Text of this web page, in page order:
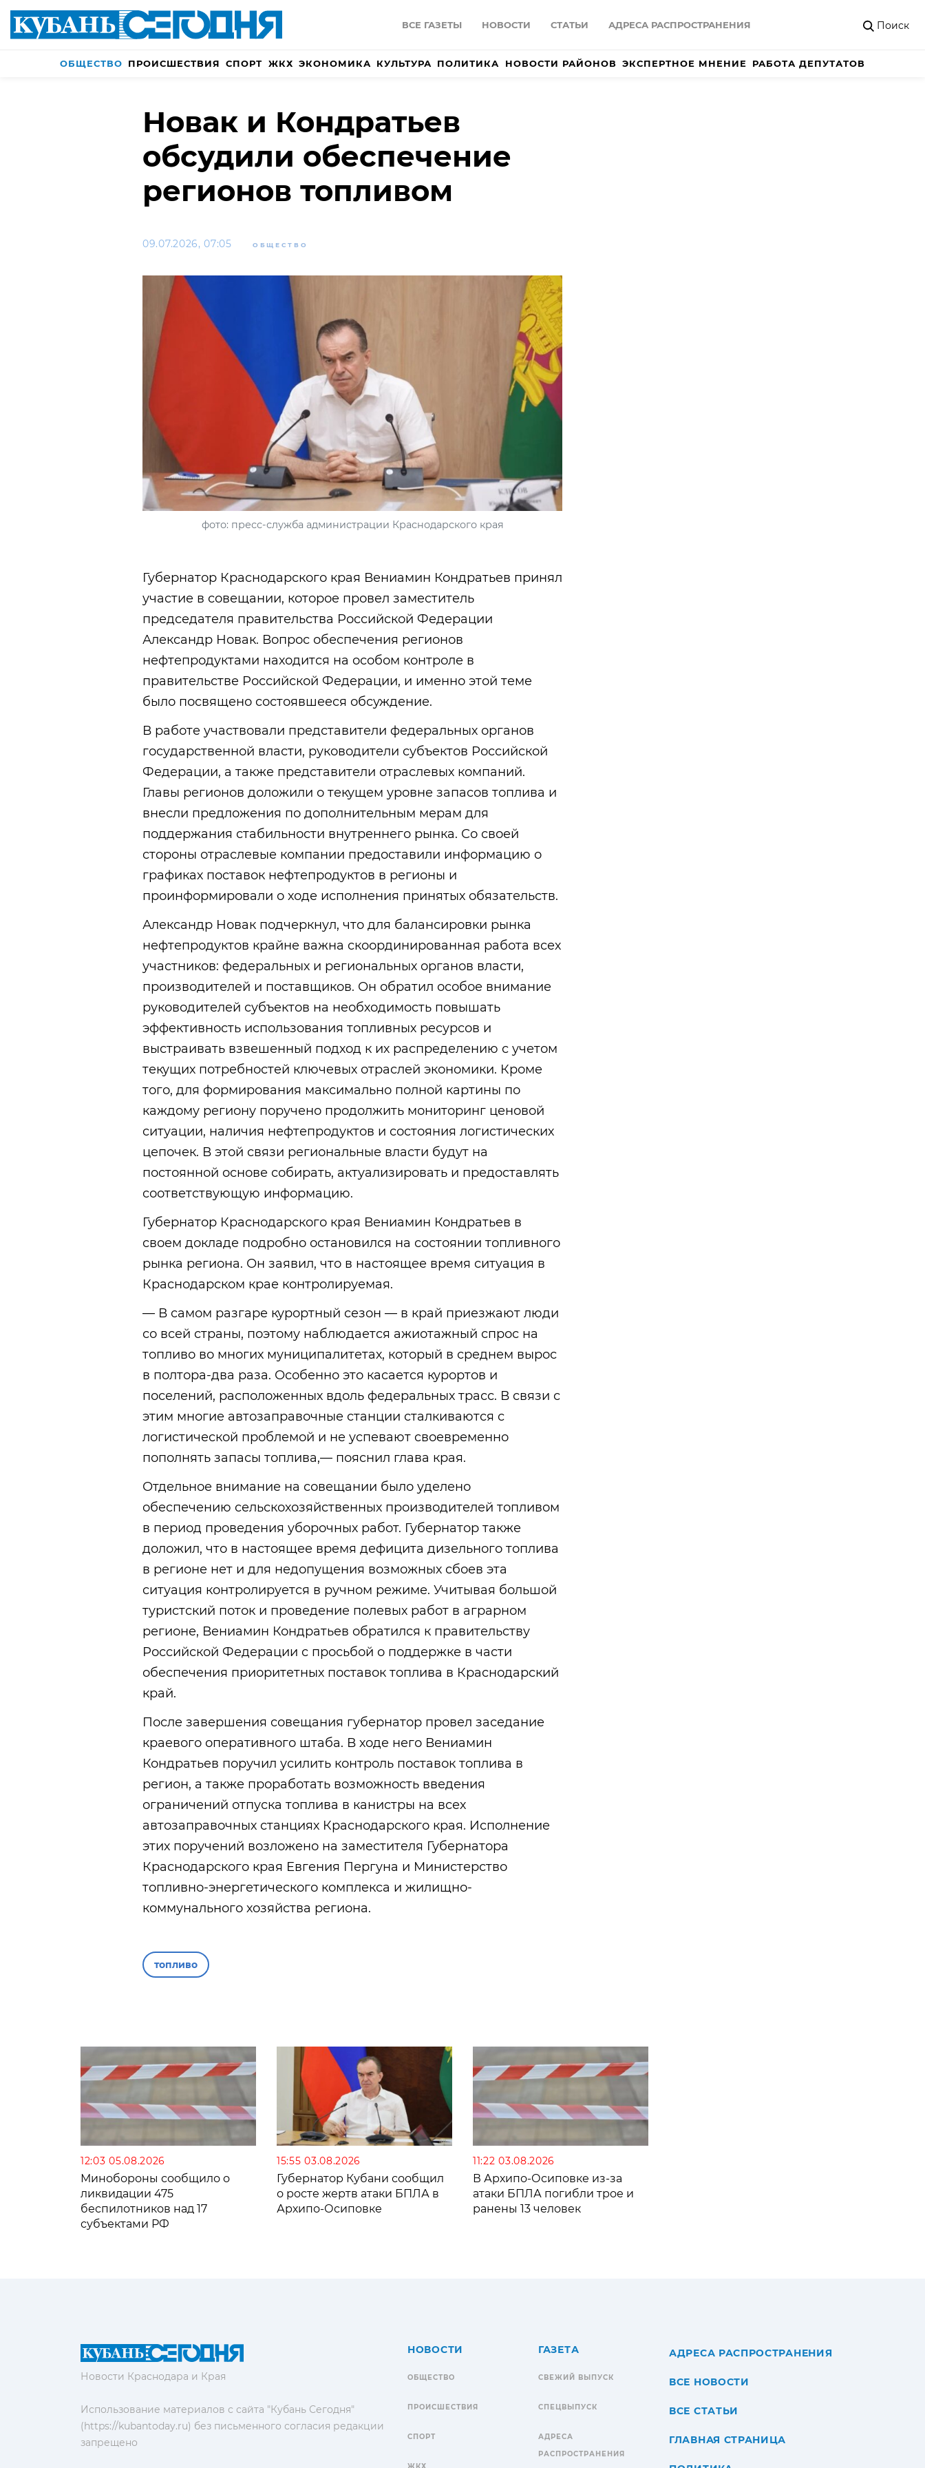
ВСЕ ГАЗЕТЫ НОВОСТИ СТАТЬИ АДРЕСА РАСПРОСТРАНЕНИЯ Поиск
ОБЩЕСТВО ПРОИСШЕСТВИЯ СПОРТ ЖКХ ЭКОНОМИКА КУЛЬТУРА ПОЛИТИКА НОВОСТИ РАЙОНОВ ЭКСПЕРТНОЕ МНЕНИЕ РАБОТА ДЕПУТАТОВ
Новак и Кондратьев
обсудили обеспечение
регионов топливом
09.07.2026, 07:05 ОБЩЕСТВО
фото: пресс-служба администрации Краснодарского края
Губернатор Краснодарского края Вениамин Кондратьев принял
участие в совещании, которое провел заместитель
председателя правительства Российской Федерации
Александр Новак. Вопрос обеспечения регионов
нефтепродуктами находится на особом контроле в
правительстве Российской Федерации, и именно этой теме
было посвящено состоявшееся обсуждение.
В работе участвовали представители федеральных органов
государственной власти, руководители субъектов Российской
Федерации, а также представители отраслевых компаний.
Главы регионов доложили о текущем уровне запасов топлива и
внесли предложения по дополнительным мерам для
поддержания стабильности внутреннего рынка. Со своей
стороны отраслевые компании предоставили информацию о
графиках поставок нефтепродуктов в регионы и
проинформировали о ходе исполнения принятых обязательств.
Александр Новак подчеркнул, что для балансировки рынка
нефтепродуктов крайне важна скоординированная работа всех
участников: федеральных и региональных органов власти,
производителей и поставщиков. Он обратил особое внимание
руководителей субъектов на необходимость повышать
эффективность использования топливных ресурсов и
выстраивать взвешенный подход к их распределению с учетом
текущих потребностей ключевых отраслей экономики. Кроме
того, для формирования максимально полной картины по
каждому региону поручено продолжить мониторинг ценовой
ситуации, наличия нефтепродуктов и состояния логистических
цепочек. В этой связи региональные власти будут на
постоянной основе собирать, актуализировать и предоставлять
соответствующую информацию.
Губернатор Краснодарского края Вениамин Кондратьев в
своем докладе подробно остановился на состоянии топливного
рынка региона. Он заявил, что в настоящее время ситуация в
Краснодарском крае контролируемая.
— В самом разгаре курортный сезон — в край приезжают люди
со всей страны, поэтому наблюдается ажиотажный спрос на
топливо во многих муниципалитетах, который в среднем вырос
в полтора-два раза. Особенно это касается курортов и
поселений, расположенных вдоль федеральных трасс. В связи с
этим многие автозаправочные станции сталкиваются с
логистической проблемой и не успевают своевременно
пополнять запасы топлива,— пояснил глава края.
Отдельное внимание на совещании было уделено
обеспечению сельскохозяйственных производителей топливом
в период проведения уборочных работ. Губернатор также
доложил, что в настоящее время дефицита дизельного топлива
в регионе нет и для недопущения возможных сбоев эта
ситуация контролируется в ручном режиме. Учитывая большой
туристский поток и проведение полевых работ в аграрном
регионе, Вениамин Кондратьев обратился к правительству
Российской Федерации с просьбой о поддержке в части
обеспечения приоритетных поставок топлива в Краснодарский
край.
После завершения совещания губернатор провел заседание
краевого оперативного штаба. В ходе него Вениамин
Кондратьев поручил усилить контроль поставок топлива в
регион, а также проработать возможность введения
ограничений отпуска топлива в канистры на всех
автозаправочных станциях Краснодарского края. Исполнение
этих поручений возложено на заместителя Губернатора
Краснодарского края Евгения Пергуна и Министерство
топливно-энергетического комплекса и жилищно-
коммунального хозяйства региона.
топливо
12:03 05.08.2026
Минобороны сообщило о
ликвидации 475
беспилотников над 17
субъектами РФ
15:55 03.08.2026
Губернатор Кубани сообщил
о росте жертв атаки БПЛА в
Архипо-Осиповке
11:22 03.08.2026
В Архипо-Осиповке из-за
атаки БПЛА погибли трое и
ранены 13 человек
Новости Краснодара и Края
Использование материалов с сайта "Кубань Сегодня"
(https://kubantoday.ru) без письменного согласия редакции
запрещено
НОВОСТИ
ОБЩЕСТВО
ПРОИСШЕСТВИЯ
СПОРТ
ЖКХ
ГАЗЕТА
СВЕЖИЙ ВЫПУСК
СПЕЦВЫПУСК
АДРЕСА
РАСПРОСТРАНЕНИЯ
АДРЕСА РАСПРОСТРАНЕНИЯ
ВСЕ НОВОСТИ
ВСЕ СТАТЬИ
ГЛАВНАЯ СТРАНИЦА